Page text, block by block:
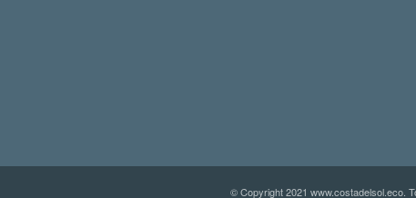
© Copyright 2021 www.costadelsol.eco.